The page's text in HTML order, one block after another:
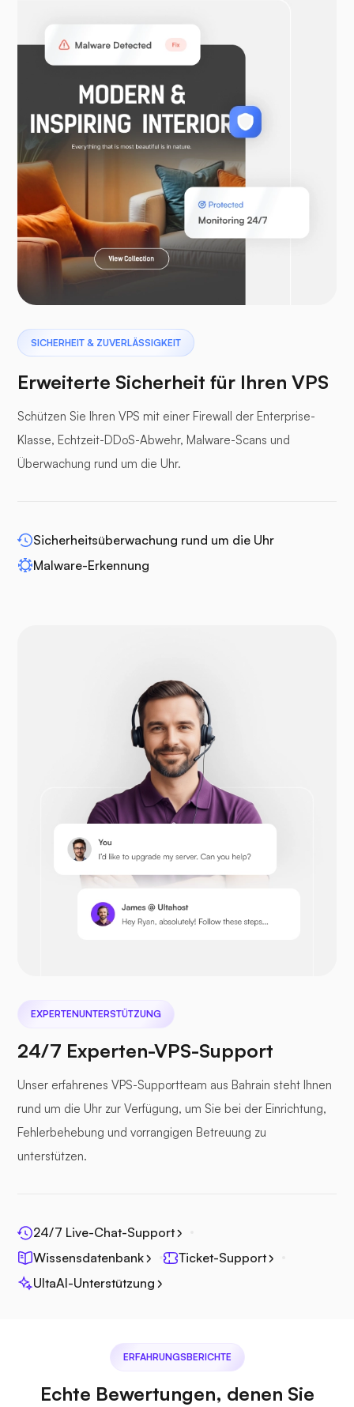
WooCommerce
Laravel
Pterodaktylus
WP-Extendify
Opencart
Prestashop
Seedatei
SICHERHEIT & ZUVERLÄSSIGKEIT
Erweiterte Sicherheit für Ihren VPS
Schützen Sie Ihren VPS mit einer Firewall der Enterprise-
Klasse, Echtzeit-DDoS-Abwehr, Malware-Scans und
Überwachung rund um die Uhr.
Sicherheitsüberwachung rund um die Uhr
Malware-Erkennung
EXPERTENUNTERSTÜTZUNG
24/7 Experten-VPS-Support
Unser erfahrenes VPS-Supportteam aus Bahrain steht Ihnen
rund um die Uhr zur Verfügung, um Sie bei der Einrichtung,
Fehlerbehebung und vorrangigen Betreuung zu
unterstützen.
24/7 Live-Chat-Support
Wissensdatenbank
Ticket-Support
UltaAI-Unterstützung
ERFAHRUNGSBERICHTE
Echte Bewertungen, denen Sie